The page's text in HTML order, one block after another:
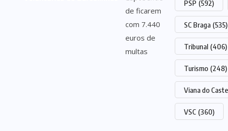
PSP (592)
SC Braga (535)
Tribunal (406)
Turismo (248)
Viana do
VSC (360)